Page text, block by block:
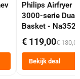
Philips Airfryer
3000-serie Dual
Basket -
Dubbele Mand 9
Tot 6 Personen
Heteluchtfriteuse
Zwart
€ 119,00€ 130,00
Bekijk deal